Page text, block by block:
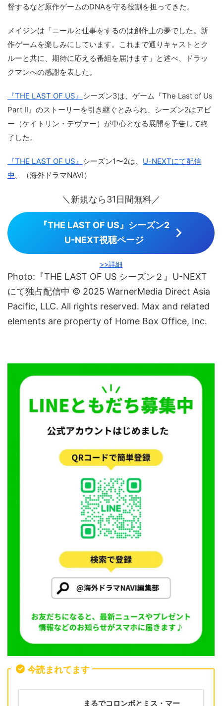
督するなど原作ゲームのDNAを守る役割を担ってきた。
メイジンは「ニールと仕事をするのは創作上の夢でした。新
作ゲームを楽しみにしています。これまで通りキャストとク
ルーと共に、期待に応える番組を届けます」と述べ、ドラッ
クマンへの感謝を表した。
『THE LAST OF US』 シーズン3は、ゲーム『The Last of Us
Part II』のストーリーを引き継ぐとみられ、シーズン2はアビ
ー（ケイトリン・デヴァー）が中心となる展開を予告して終
了した。
『THE LAST OF US』 シーズン1〜2は、 U-NEXTにて配信
中 。（海外ドラマNAVI）
＼新規なら31日間無料／
『THE LAST OF US』シーズン2
U-NEXT視聴ページ
>>詳細
Photo:『THE LAST OF US シーズン２』U-NEXT
にて独占配信中 © 2025 WarnerMedia Direct Asia
Pacific, LLC. All rights reserved. Max and related
elements are property of Home Box Office, Inc.
今読まれてます
まるでコロンボとミス・マー